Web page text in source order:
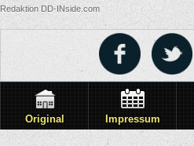
Redaktion DD-INside.com
Original Impressum